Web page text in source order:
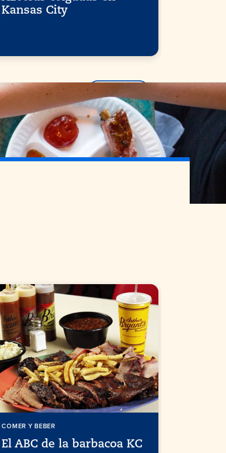
Kansas City
COMER Y BEBER
El ABC de la barbacoa KC